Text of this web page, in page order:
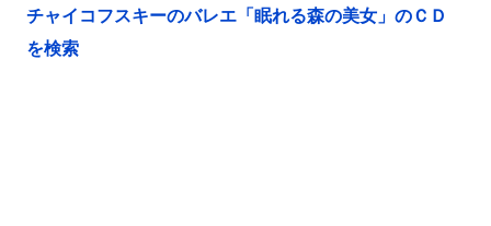
チャイコフスキーのバレエ「眠れる森の美女」のＣＤ
を検索